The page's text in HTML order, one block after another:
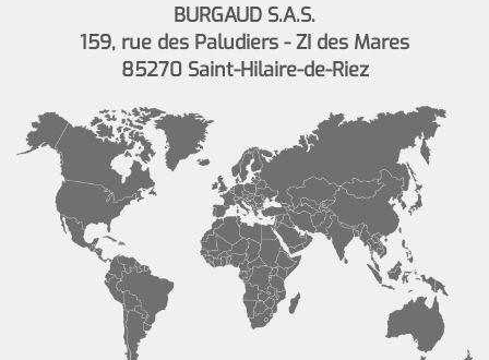
BURGAUD S.A.S.
159, rue des Paludiers - ZI des Mares
85270 Saint-Hilaire-de-Riez